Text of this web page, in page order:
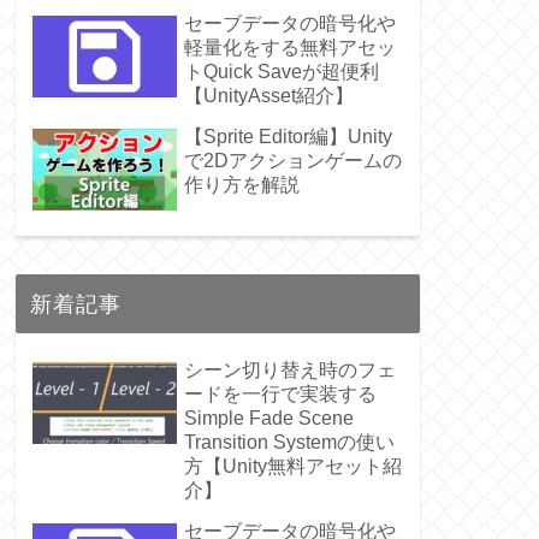
セーブデータの暗号化や
軽量化をする無料アセッ
トQuick Saveが超便利
【UnityAsset紹介】
【Sprite Editor編】Unity
で2Dアクションゲームの
作り方を解説
新着記事
シーン切り替え時のフェ
ードを一行で実装する
Simple Fade Scene
Transition Systemの使い
方【Unity無料アセット紹
介】
セーブデータの暗号化や